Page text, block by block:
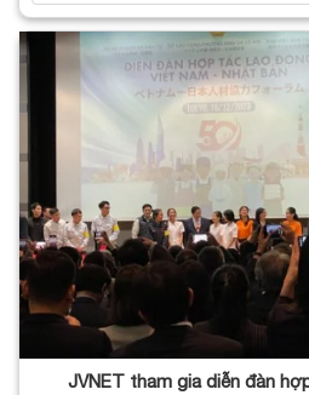
JVNET tham gia diễn đàn